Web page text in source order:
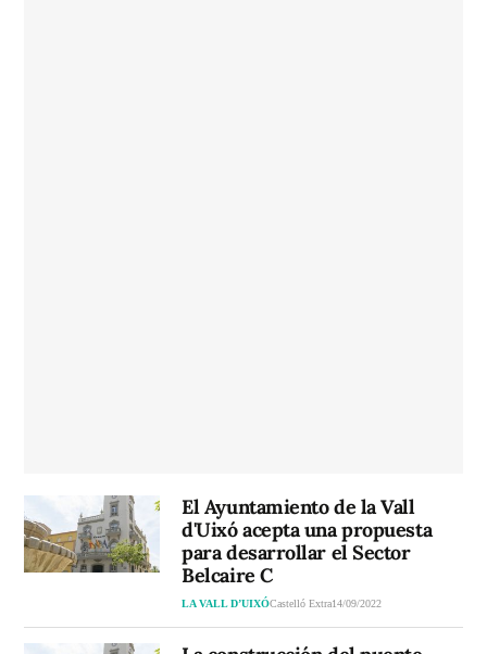
El Ayuntamiento de la Vall
d'Uixó acepta una propuesta
para desarrollar el Sector
Belcaire C
LA VALL D’UIXÓCastelló Extra14/09/2022